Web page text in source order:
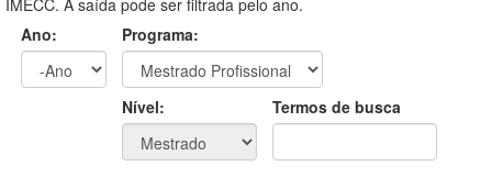
IMECC. A saída pode ser filtrada pelo ano.
Ano:
Programa:
Nível: Termos de busca